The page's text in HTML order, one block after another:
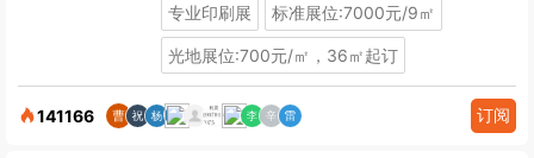
专业印刷展
标准展位:7000元/9㎡
光地展位:700元/㎡，36㎡起订
141166 订阅